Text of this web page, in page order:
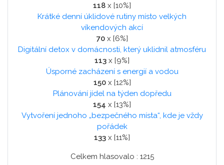
118 x [10%]
Krátké denní úklidové rutiny místo velkých
víkendových akcí
70x [6%]
Digitální detox v domácnosti, který uklidnil atmosféru
113 x [9%]
Úsporné zacházení s energií a vodou
150x [12%]
Plánování jídel na týden dopředu
154 x [13%]
Vytvoření jednoho „bezpečného místa“, kde je vždy
pořádek
133 x [11%]
Celkem hlasovalo : 1215